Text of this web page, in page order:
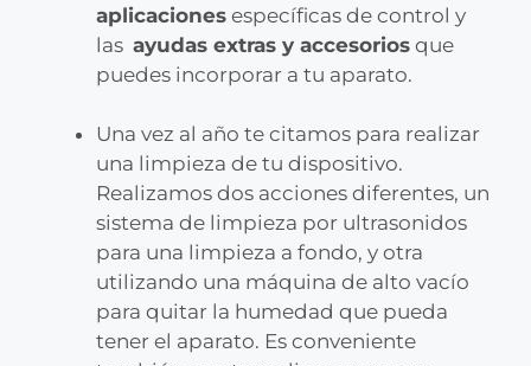
aplicaciones específicas de control y
las ayudas extras y accesorios que
puedes incorporar a tu aparato.
Una vez al año te citamos para realizar
una limpieza de tu dispositivo.
Realizamos dos acciones diferentes, un
sistema de limpieza por ultrasonidos
para una limpieza a fondo, y otra
utilizando una máquina de alto vacío
para quitar la humedad que pueda
tener el aparato. Es conveniente